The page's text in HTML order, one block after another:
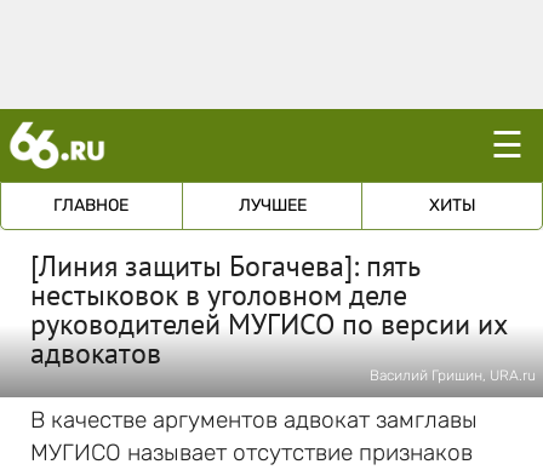
☰
ГЛАВНОЕ ЛУЧШЕЕ ХИТЫ
[Линия защиты Богачева]: пять
нестыковок в уголовном деле
руководителей МУГИСО по версии их
адвокатов
Василий Гришин, URA.ru
В качестве аргументов адвокат замглавы
МУГИСО называет отсутствие признаков